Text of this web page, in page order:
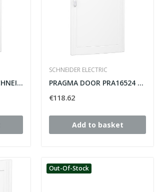
PRAGMA PRA16624 SCHNEIDER DOOR 144 WHITE ELEMENTS,
SCHNEIDER ELECTRIC
PRAGMA DOOR PRA16524 SCHNEIDER 120 WHITE ELEMENTS,
€118.62
Add to basket
Out-Of-Stock